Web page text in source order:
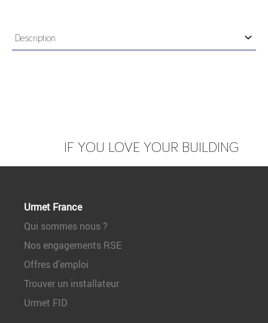
Description
Antenne déportée pour module GSM UIMG500.
IF YOU LOVE YOUR BUILDING
Urmet France
Qui sommes nous ?
Nos engagements RSE
Offres d’emploi
Trouver un installateur
Urmet FID